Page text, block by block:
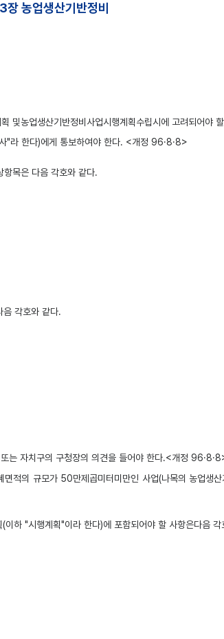
장 농업생산기반정비
및농업생산기반정비사업시행계획수립시에 고려되어야
"라 한다)에게 통보하여야 한다. <개정 96·8·8>
항목은 다음 각호와 같다.
음 각호와 같다.
는 자치구의 구청장의 의견을 들어야 한다.<개정
면적의 규모가 50만제곱미터미만인 사업(나목의 농업생
이하 "시행계획"이라 한다)에 포함되어야 할 사항은다음 각